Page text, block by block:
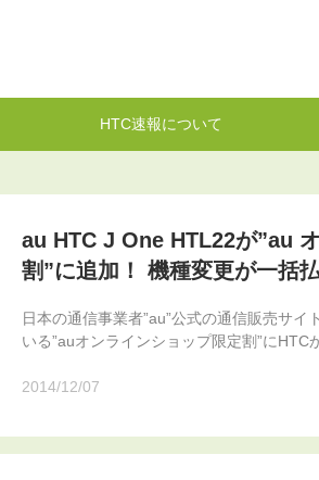
HTC速報について
au HTC J One HTL22が”au
割”に追加！ 機種変更が一括
日本の通信事業者”au”公式の通信販売サ
いる”auオンラインショップ限定割”にHTC
2014/12/07